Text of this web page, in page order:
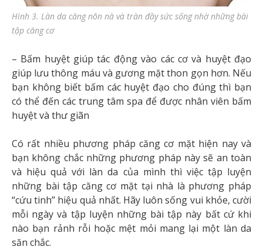
Hình 3. Làn da căng nõn nà và tràn đầy sức sống nhờ những bài
tập căng cơ
– Bấm huyệt giúp tác động vào các cơ và huyệt đạo
giúp lưu thông máu và gương mặt thon gọn hơn. Nếu
bạn không biết bấm các huyệt đạo cho đúng thì bạn
có thể đến các trung tâm spa để được nhân viên bấm
huyệt và thư giãn
Có rất nhiều phương pháp căng cơ mặt hiện nay và
bạn không chắc những phương pháp này sẽ an toàn
và hiệu quả với làn da của mình thì việc tập luyện
những bài tập căng cơ mặt tại nhà là phương pháp
“cứu tinh” hiệu quả nhất. Hãy luôn sống vui khỏe, cười
mỗi ngày và tập luyện những bài tập này bất cứ khi
nào bạn rảnh rỗi hoặc mệt mỏi mang lại một làn da
săn chắc.